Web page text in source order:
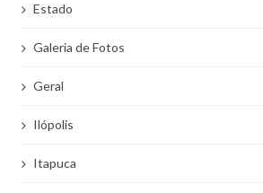
Estado
Galeria de Fotos
Geral
Ilópolis
Itapuca